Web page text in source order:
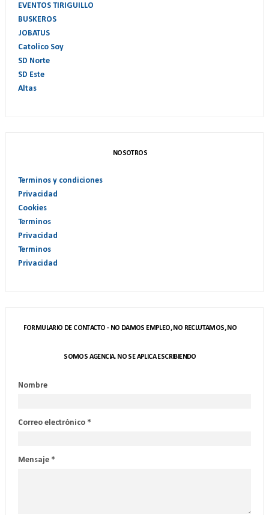
EVENTOS TIRIGUILLO
BUSKEROS
JOBATUS
Catolico Soy
SD Norte
SD Este
Altas
NOSOTROS
Terminos y condiciones
Privacidad
Cookies
Terminos
Privacidad
Terminos
Privacidad
FORMULARIO DE CONTACTO - NO DAMOS EMPLEO, NO RECLUTAMOS, NO
SOMOS AGENCIA. NO SE APLICA ESCRIBIENDO
Nombre
Correo electrónico *
Mensaje *